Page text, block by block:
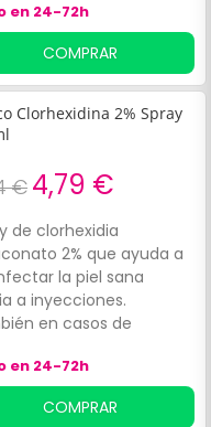
en 24-72h
COMPRAR
Clorhexidina 2% Spray
€4,79 €
de clorhexidia
2% que ayuda a
la piel sana
a inyecciones.
en casos de
quirúrgicas.
un efecto bactericida
lavado pre-quirúrgico
en 24-72h
COMPRAR